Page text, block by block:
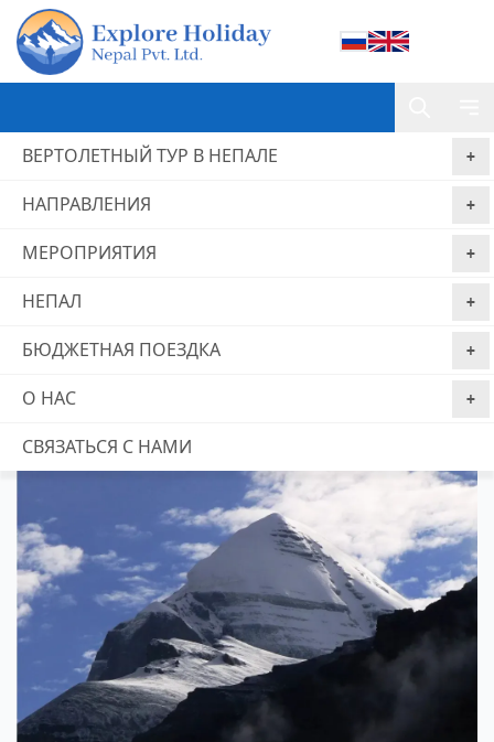
ВЕРТОЛЕТНЫЙ ТУР В НЕПАЛЕ
НАПРАВЛЕНИЯ
МЕРОПРИЯТИЯ
НЕПАЛ
БЮДЖЕТНАЯ ПОЕЗДКА
О НАС
СВЯЗАТЬСЯ С НАМИ
лучшей цены
бронирование